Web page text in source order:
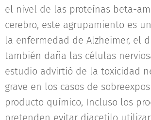
el nivel de las proteínas beta-
cerebro, este agrupamiento es
la enfermedad de Alzheimer, el
también daña las células
estudio advirtió de la toxicidad
grave en los casos de
producto químico, Incluso los
pretenden evitar diacetilo